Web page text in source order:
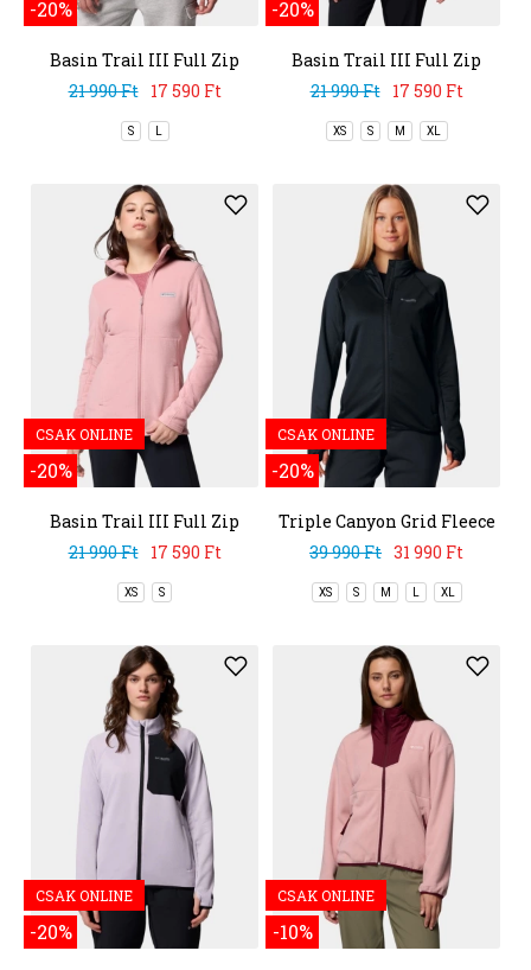
-20%
Basin Trail III Full Zip
21 990 Ft
17 590 Ft
S L
-20%
Basin Trail III Full Zip
21 990 Ft
17 590 Ft
XS S M XL
CSAK ONLINE
-20%
Basin Trail III Full Zip
21 990 Ft
17 590 Ft
XS S
CSAK ONLINE
-20%
Triple Canyon Grid Fleece
Full Zip
39 990 Ft 31 990 Ft
XS S M L XL
CSAK ONLINE
-20%
CSAK ONLINE
-10%